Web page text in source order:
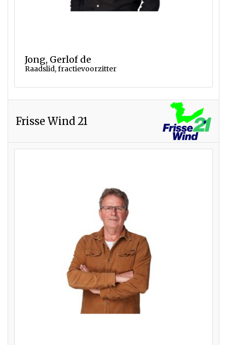
Jong, Gerlof de
Raadslid, fractievoorzitter
Frisse Wind 21